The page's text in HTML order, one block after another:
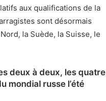
aux qualifications de la
sont désormais
la Suède, la Suisse, le
deux à deux, les quatre
mondial russe l’été